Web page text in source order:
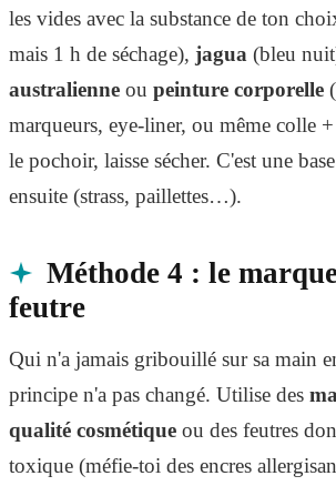
les vides avec la substance de ton
mais 1 h de séchage), jagua (bleu
australienne ou peinture corporelle
marqueurs, eye-liner, ou même colle
le pochoir, laisse sécher. C'est une
ensuite (strass, paillettes…).
Méthode 4 : le
feutre
Qui n'a jamais gribouillé sur sa main
principe n'a pas changé. Utilise des
qualité cosmétique ou des feutres
toxique (méfie-toi des encres